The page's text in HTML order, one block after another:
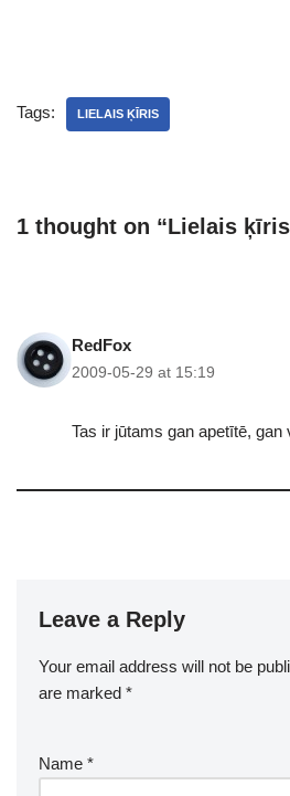
Tags: LIELAIS ĶĪRIS
1 thought on “Lielais
RedFox
2009-05-29 at 15:19
Tas ir jūtams gan apetītē, gan
Leave a Reply
Your email address will not be
are marked *
Name *